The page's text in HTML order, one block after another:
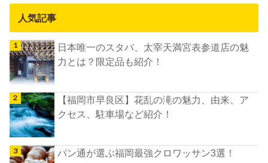
人気記事
日本唯一のスタバ、太宰天満宮表参道店の魅
力とは？限定品も紹介！
【福岡市早良区】花乱の滝の魅力、由来、ア
クセス、駐車場など紹介！
パン通が選ぶ福岡最強クロワッサン3選！